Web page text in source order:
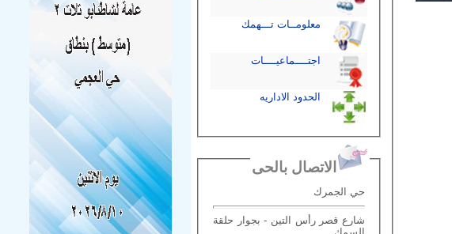
معلومــات تـــهمك
اجتــــماعيــــات
الحدود الاداريه
الاتصال بالحى
حي الجمرك
شارع قصر رأس التين - بجوار حلقة